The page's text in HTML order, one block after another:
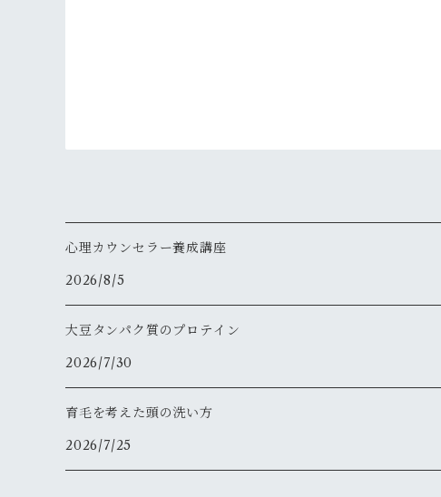
心理カウンセラー養成講座
2026/8/5
大豆タンパク質のプロテイン
2026/7/30
育毛を考えた頭の洗い方
2026/7/25